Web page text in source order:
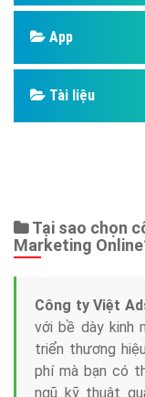
App
Tài liệu
Tại sao chọn
Marketing
Công ty Việt
với bề dày kinh
triển thương
phí mà bạn có
ngũ kỹ thuật